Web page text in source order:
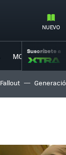
NUEVO
MOVILIDAD
Suscríbete a
Fallout